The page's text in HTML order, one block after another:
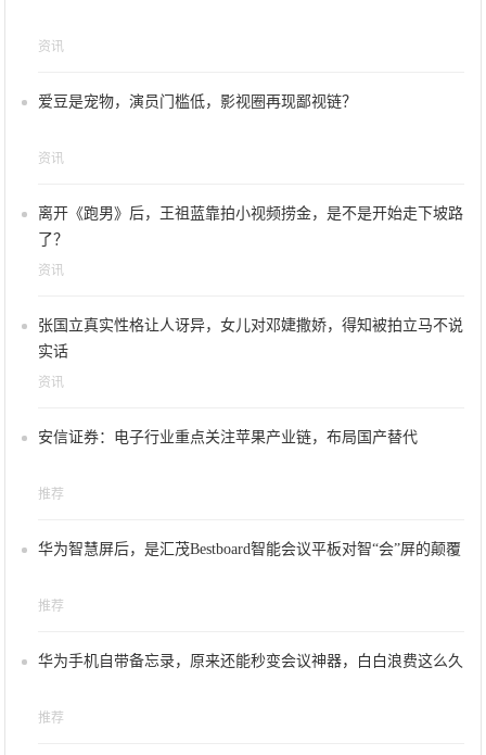
资讯
爱豆是宠物，演员门槛低，影视圈再现鄙视链？
资讯
离开《跑男》后，王祖蓝靠拍小视频捞金，是不是开始走下坡路
了？
资讯
张国立真实性格让人讶异，女儿对邓婕撒娇，得知被拍立马不说
实话
资讯
安信证券：电子行业重点关注苹果产业链，布局国产替代
推荐
华为智慧屏后，是汇茂Bestboard智能会议平板对智“会”屏的颠覆
推荐
华为手机自带备忘录，原来还能秒变会议神器，白白浪费这么久
推荐